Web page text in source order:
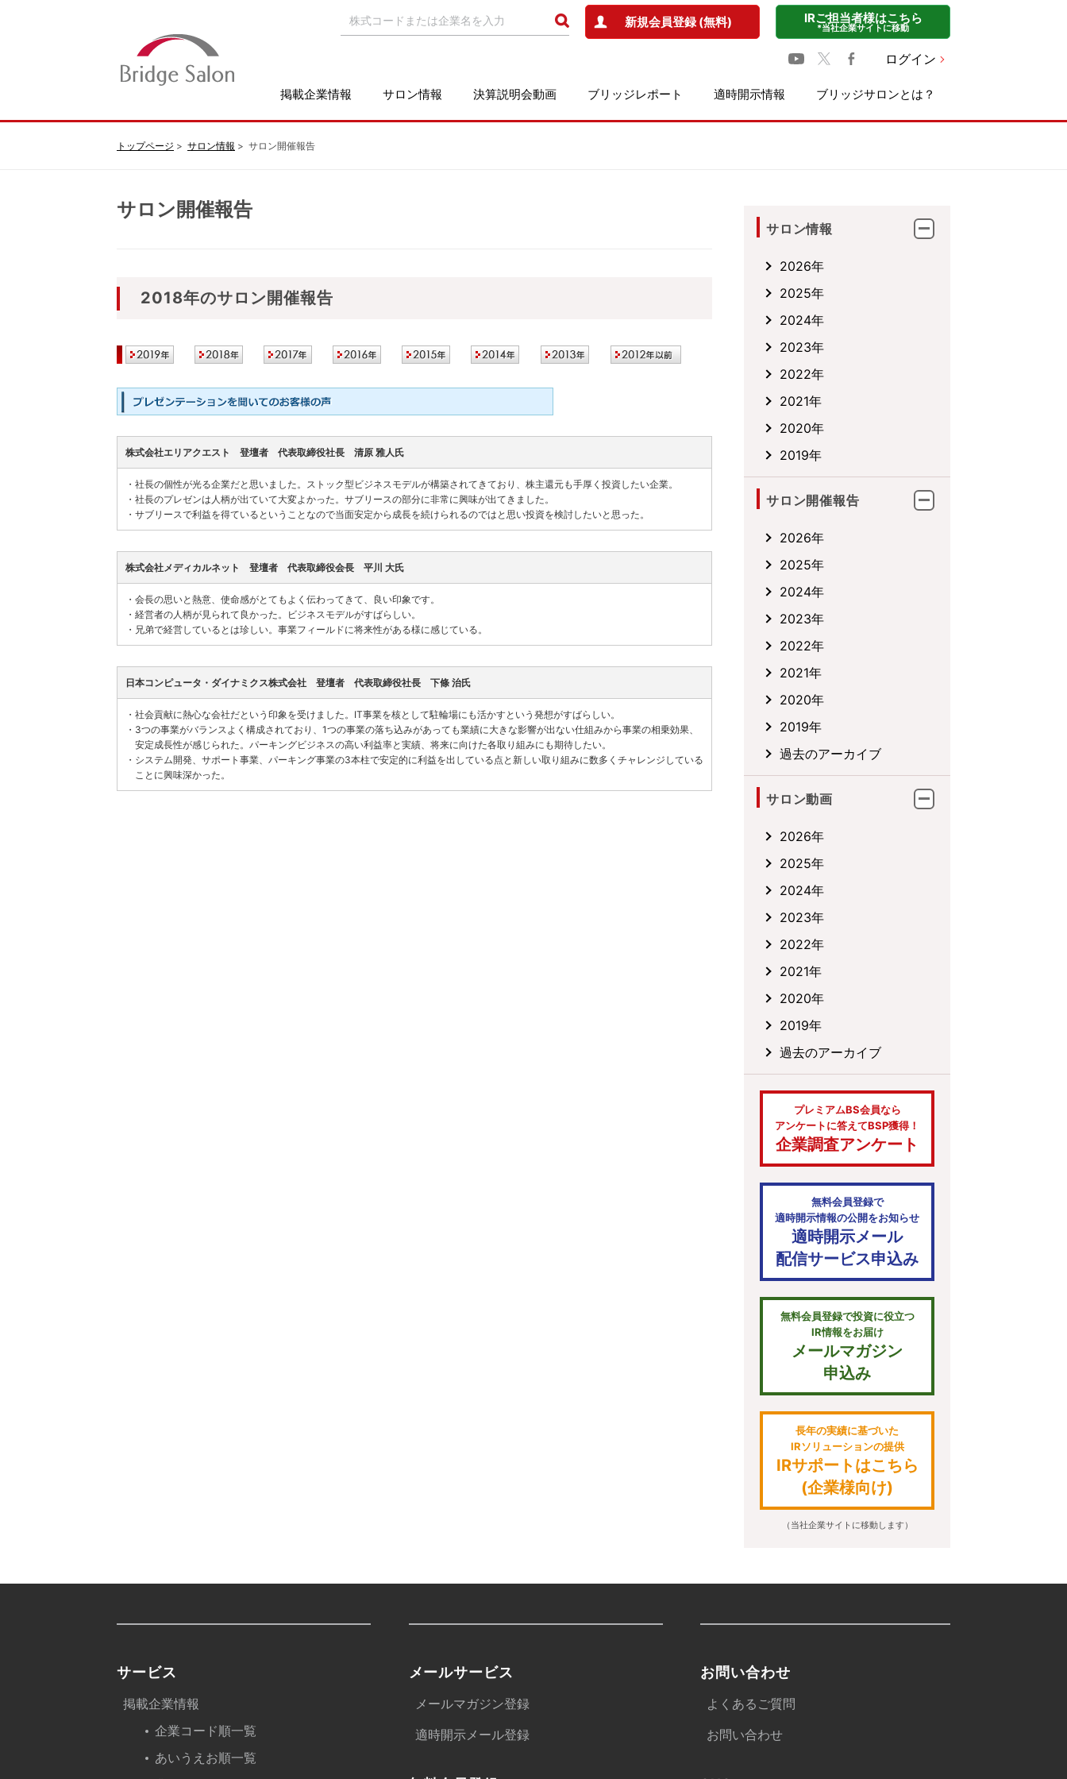
新規会員登録 (無料) IRご担当者様はこちら
*当社企業サイトに移動
ログイン
掲載企業情報 サロン情報 決算説明会動画 ブリッジレポート 適時開示情報 ブリッジサロンとは？
トップページ サロン情報 サロン開催報告
サロン開催報告
2018年のサロン開催報告
株式会社エリアクエスト 登壇者 代表取締役社長 清原 雅人氏
・ 社長の個性が光る企業だと思いました。ストック型ビジネスモデルが構築されてきており、株主還元も手厚く投資したい企業。
・ 社長のプレゼンは人柄が出ていて大変よかった。サブリースの部分に非常に興味が出てきました。
・ サブリースで利益を得ているということなので当面安定から成長を続けられるのではと思い投資を検討したいと思った。
株式会社メディカルネット 登壇者 代表取締役会長 平川 大氏
・ 会長の思いと熱意、使命感がとてもよく伝わってきて、良い印象です。
・ 経営者の人柄が見られて良かった。ビジネスモデルがすばらしい。
・ 兄弟で経営しているとは珍しい。事業フィールドに将来性がある様に感じている。
日本コンピュータ・ダイナミクス株式会社 登壇者 代表取締役社長 下條 治氏
・ 社会貢献に熱心な会社だという印象を受けました。IT事業を核として駐輪場にも活かすという発想がすばらしい。
・ 3つの事業がバランスよく構成されており、1つの事業の落ち込みがあっても業績に大きな影響が出ない仕組みから事業の相乗効果、
安定成長性が感じられた。パーキングビジネスの高い利益率と実績、将来に向けた各取り組みにも期待したい。
・ システム開発、サポート事業、パーキング事業の3本柱で安定的に利益を出している点と新しい取り組みに数多くチャレンジしている
ことに興味深かった。
サロン情報
2026年
2025年
2024年
2023年
2022年
2021年
2020年
2019年
サロン開催報告
2026年
2025年
2024年
2023年
2022年
2021年
2020年
2019年
過去のアーカイブ
サロン動画
2026年
2025年
2024年
2023年
2022年
2021年
2020年
2019年
過去のアーカイブ
プレミアムBS会員なら
アンケートに答えてBSP獲得！
企業調査アンケート
無料会員登録で
適時開示情報の公開をお知らせ
適時開示メール
配信サービス申込み
無料会員登録で投資に役立つ
IR情報をお届け
メールマガジン
申込み
長年の実績に基づいた
IRソリューションの提供
IRサポートはこちら
(企業様向け)
（当社企業サイトに移動します）
サービス
掲載企業情報
企業コード順一覧
あいうえお順一覧
メールサービス
メールマガジン登録
適時開示メール登録
お問い合わせ
よくあるご質問
お問い合わせ